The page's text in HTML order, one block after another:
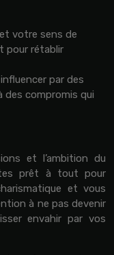
votre sens de
pour rétablir
par des
des compromis qui
et l’ambition du
prêt à tout pour
et vous
à ne pas devenir
envahir par vos